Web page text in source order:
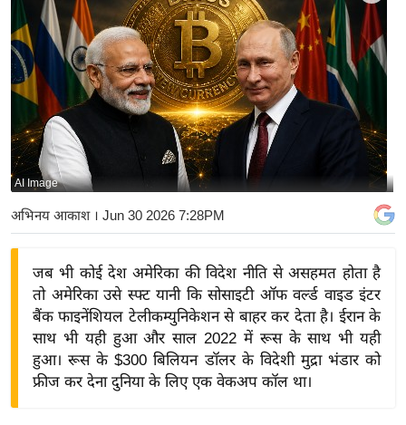
रा
ष्ट्री
य
अं
र्रा
ष्ट्री
य
बि
ज़
द्यो
AI Image
अभिनय आकाश। Jun 30 2026 7:28PM
जब भी कोई देश अमेरिका की विदेश नीति से असहमत होता है
तो अमेरिका उसे स्फ्ट यानी कि सोसाइटी ऑफ वर्ल्ड वाइड इंटर
बैंक फाइनेंशियल टेलीकम्युनिकेशन से बाहर कर देता है। ईरान के
साथ भी यही हुआ और साल 2022 में रूस के साथ भी यही
हुआ। रूस के $300 बिलियन डॉलर के विदेशी मुद्रा भंडार को
फ्रीज कर देना दुनिया के लिए एक वेकअप कॉल था।